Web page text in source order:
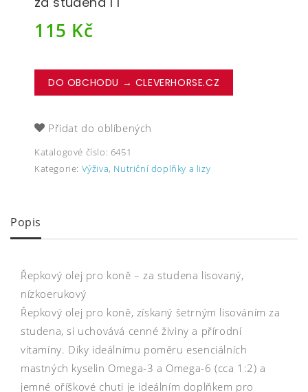
115 Kč
DO OBCHODU → CLEVERHORSE.CZ
Přidat do oblíbených
Katalogové číslo: 6451
Kategorie: Výživa, Nutriční doplňky a lizy
Popis
Řepkový olej pro koně – za studena lisovaný,
nízkoerukový
Řepkový olej pro koně, získaný šetrným lisováním za
studena, si uchovává cenné živiny a přírodní
vitamíny. Díky ideálnímu poměru esenciálních
mastných kyselin Omega-3 a Omega-6 (cca 1:2) a
jemné oříškové chuti je ideálním doplňkem pro